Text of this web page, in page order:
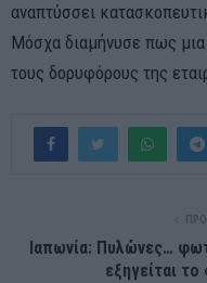
αναπτύσσει
Μόσχα διαμήνυσε πως μια
τους δορυφόρους της
Ιαπωνία: Πυλώνες…
εξηγείται